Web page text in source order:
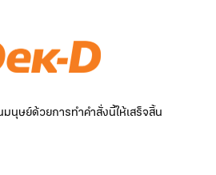
นุษย์ด้วยการทำคำสั่งนี้ให้เสร็จสิ้น